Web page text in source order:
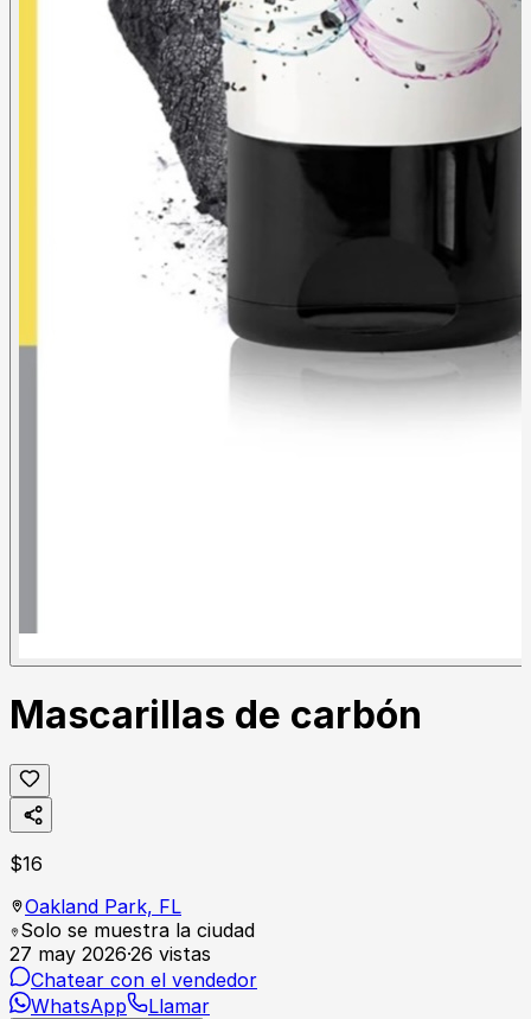
Mascarillas de carbón
$16
Oakland Park, FL
Solo se muestra la ciudad
27 may 2026·26 vistas
Chatear con el vendedor
WhatsApp
Llamar